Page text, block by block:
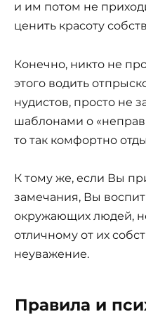
и им потом не
ценить красоту
Конечно, никто не
этого водить
нудистов, просто не
шаблонами о
то так комфортно
К тому же, если Вы
замечания, Вы
окружающих людей,
отличному от их
неуважение.
Правила и